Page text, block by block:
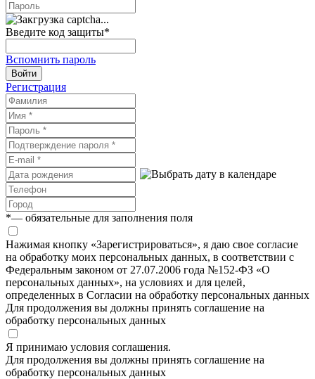
Введите код защиты*
Вспомнить пароль
Войти
Регистрация
*— обязательные для заполнения поля
Нажимая кнопку «Зарегистрироваться», я даю свое согласие
на обработку моих персональных данных, в соответствии с
Федеральным законом от 27.07.2006 года №152-ФЗ «О
персональных данных», на условиях и для целей,
определенных в Согласии на обработку персональных данных
Для продолжения вы должны принять соглашение на
обработку персональных данных
Я принимаю условия соглашения.
Для продолжения вы должны принять соглашение на
обработку персональных данных